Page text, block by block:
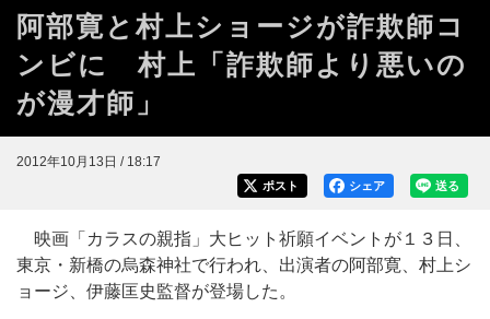
阿部寛と村上ショージが詐欺師コ
ンビに 村上「詐欺師より悪いの
が漫才師」
2012年10月13日 / 18:17
送る
シェア
ポスト
映画「カラスの親指」大ヒット祈願イベントが１３日、
東京・新橋の烏森神社で行われ、出演者の阿部寛、村上シ
ョージ、伊藤匡史監督が登場した。